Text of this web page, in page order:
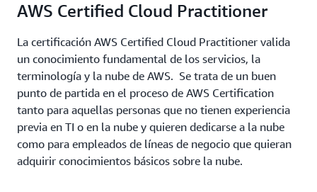
AWS Certified Cloud Practitioner
La certificación AWS Certified Cloud Practitioner valida
un conocimiento fundamental de los servicios, la
terminología y la nube de AWS. Se trata de un buen
punto de partida en el proceso de AWS Certification
tanto para aquellas personas que no tienen experiencia
previa en TI o en la nube y quieren dedicarse a la nube
como para empleados de líneas de negocio que quieran
adquirir conocimientos básicos sobre la nube.